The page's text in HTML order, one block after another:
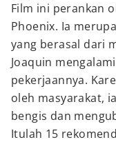
Film ini perankan
Phoenix. Ia
yang berasal dari
Joaquin
pekerjaannya.
oleh masyarakat,
bengis dan
Itulah 15